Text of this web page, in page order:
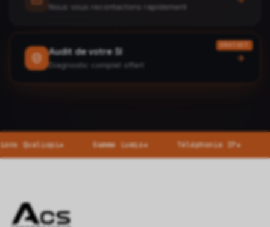
Nous vous recontactons rapidement
GRATUIT
Audit de votre SI
Diagnostic complet offert
Gamme Lumis Téléphonie IP